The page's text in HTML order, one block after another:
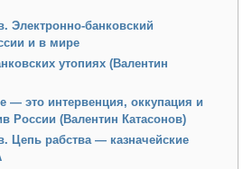
Электронно-банковский
и в мире
утопиях (Валентин
— это интервенция, оккупация и
России (Валентин Катасонов)
Цепь рабства — казначейские